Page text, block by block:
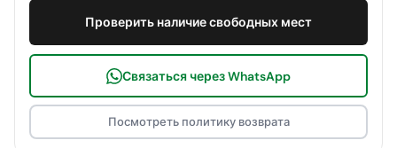
Проверить наличие свободных мест
Связаться через WhatsApp
Посмотреть политику возврата